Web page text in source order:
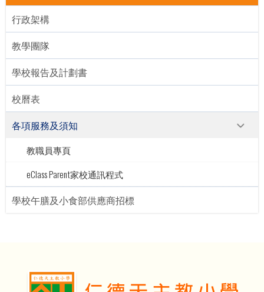
行政架構
教學團隊
學校報告及計劃書
校曆表
各項服務及須知
教職員專頁
eClass Parent家校通訊程式
學校午膳及小食部供應商招標